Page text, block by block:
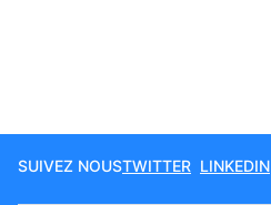
SUIVEZ NOUSTWITTER LINKEDIN